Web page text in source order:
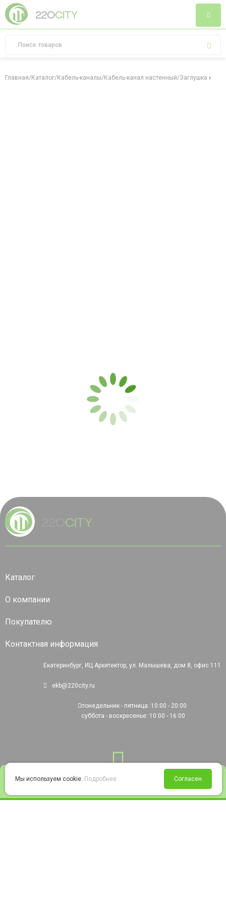
Войти Избранное Корзина
Главная/Каталог/Кабель-каналы/Кабель-канал настенный/Заглушка
Каталог
О компании
Покупателю
Контактная информация
Екатеринбург, ИЦ Архитектор, ул. Малышева, дом 8, офис 111
ekb@220city.ru
понедельник - пятница: 10:00 - 20:00
суббота - воскресенье: 10:00 - 16:00
Мы используем cookie. Подробнее... Согласен